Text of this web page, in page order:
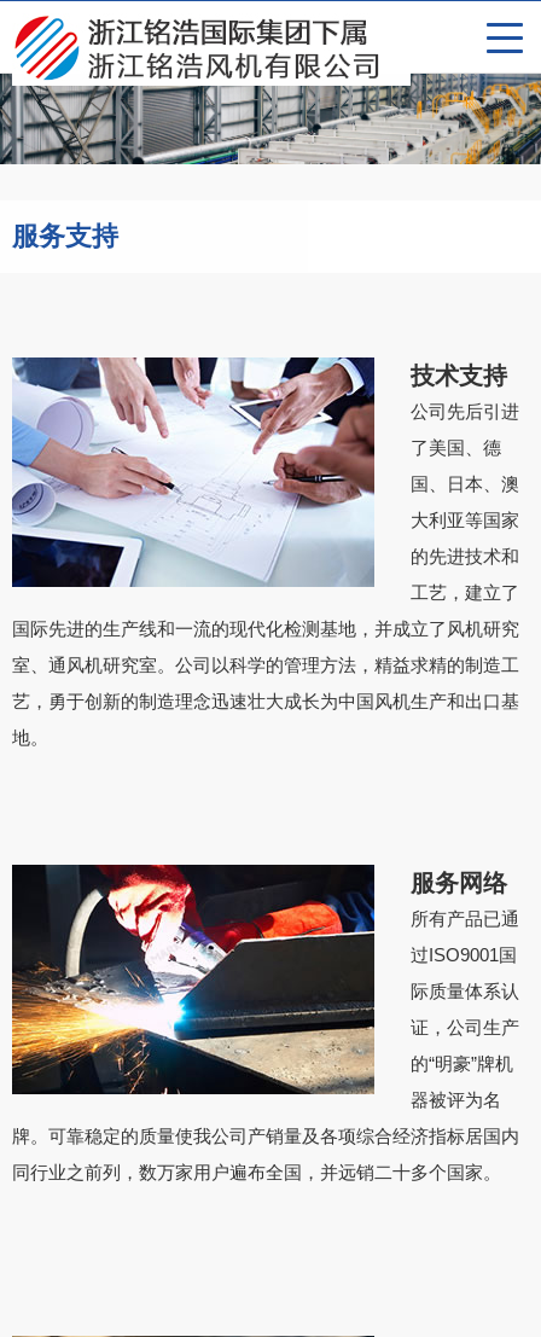
服务支持
技术支持
公司先后引进
了美国、德
国、日本、澳
大利亚等国家
的先进技术和
工艺，建立了
国际先进的生产线和一流的现代化检测基地，并成立了风机研究
室、通风机研究室。公司以科学的管理方法，精益求精的制造工
艺，勇于创新的制造理念迅速壮大成长为中国风机生产和出口基
地。
服务网络
所有产品已通
过ISO9001国
际质量体系认
证，公司生产
的“明豪”牌机
器被评为名
牌。可靠稳定的质量使我公司产销量及各项综合经济指标居国内
同行业之前列，数万家用户遍布全国，并远销二十多个国家。